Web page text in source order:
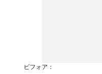
ビフォア：